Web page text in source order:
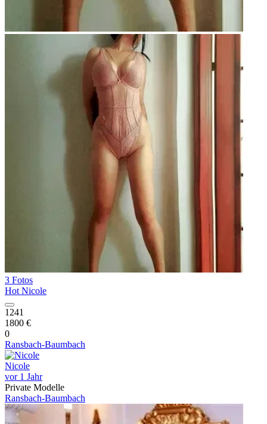
3 Fotos
Hot Nicole
1241
1800 €
0
Ransbach-Baumbach
Nicole
vor 1 Jahr
Private Modelle
Ransbach-Baumbach